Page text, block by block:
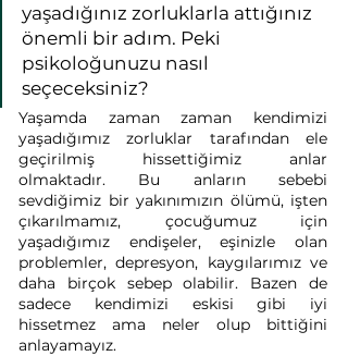
yaşadığınız zorluklarla attığınız
önemli bir adım. Peki
psikoloğunuzu nasıl
seçeceksiniz?
Yaşamda zaman zaman kendimizi
yaşadığımız zorluklar tarafından ele
geçirilmiş hissettiğimiz anlar
olmaktadır. Bu anların sebebi
sevdiğimiz bir yakınımızın ölümü, işten
çıkarılmamız, çocuğumuz için
yaşadığımız endişeler, eşinizle olan
problemler, depresyon, kaygılarımız ve
daha birçok sebep olabilir. Bazen de
sadece kendimizi eskisi gibi iyi
hissetmez ama neler olup bittiğini
anlayamayız.